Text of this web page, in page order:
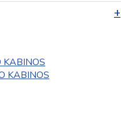
KABINOS
KABINOS